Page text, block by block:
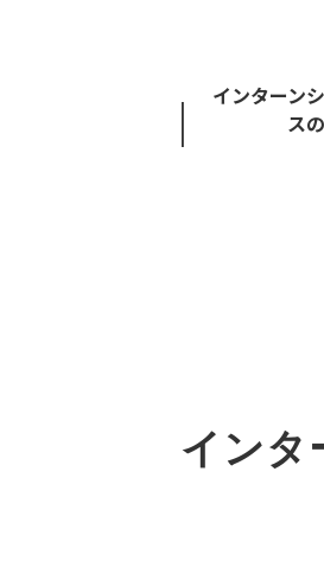
インターン
ス
インタ